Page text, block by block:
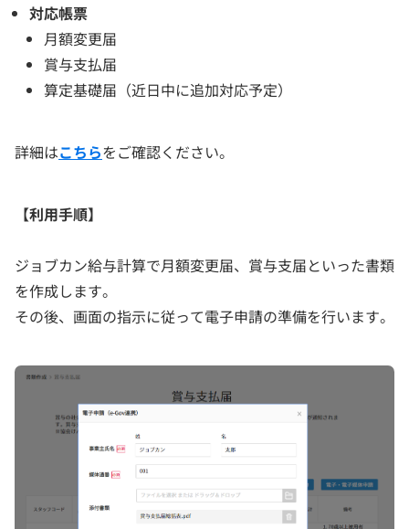
対応帳票
月額変更届
賞与支払届
算定基礎届（近日中に追加対応予定）
詳細はこちらをご確認ください。
【利用手順】
ジョブカン給与計算で月額変更届、賞与支届といった書類
を作成します。
その後、画面の指示に従って電子申請の準備を行います。